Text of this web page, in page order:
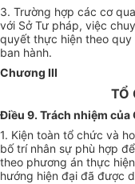
3. Trường hợp các cơ
với Sở Tư pháp, việc
quyết thực hiện theo quy
ban hành.
Chương III
TỔ
Điều 9. Trách nhiệm của
1. Kiện toàn tổ chức và
bố trí nhân sự phù hợp
theo phương án thực
hướng hiện đại đã được